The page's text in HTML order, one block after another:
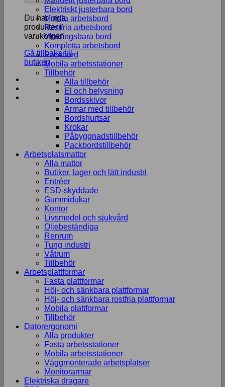
Du har inga
produkter i
varukorgen.
Gå tillbaka till
butiken
Elektriskt justerbara bord
Mobila arbetsbord
Rostfria arbetsbord
Vinklingsbara bord
Kompletta arbetsbord
Packbord
Mobila arbetsstationer
Tillbehör
Alla tillbehör
El och belysning
Bordsskivor
Armar med tillbehör
Bordshurtsar
Krokar
Påbyggnadstillbehör
Packbordstillbehör
Arbetsplatsmattor
Alla mattor
Butiker, lager och lätt industri
Entréer
ESD-skyddade
Gummidukar
Kontor
Livsmedel och sjukvård
Oljebeständiga
Renrum
Tung industri
Våtrum
Tillbehör
Arbetsplattformar
Fasta plattformar
Höj- och sänkbara plattformar
Höj- och sänkbara rostfria plattformar
Mobila plattformar
Tillbehör
Datorergonomi
Alla produkter
Fasta arbetsstationer
Mobila arbetsstationer
Väggmonterade arbetsplatser
Monitorarmar
Elektriska dragare